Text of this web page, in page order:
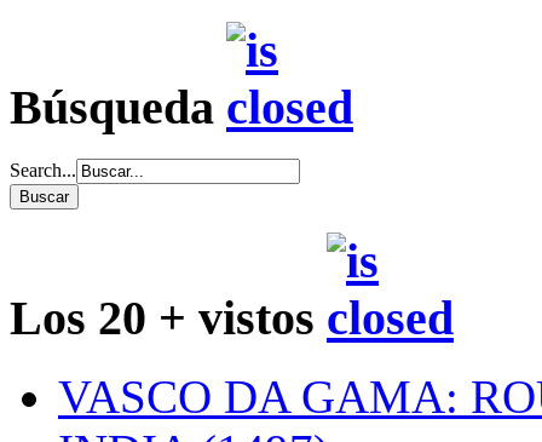
Búsqueda
Search...
Los 20 + vistos
VASCO DA GAMA: